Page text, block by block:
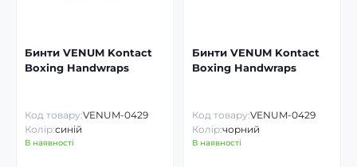
Бинти VENUM Kontact
Boxing Handwraps
Код товару:VENUM-0429
Колір:синій
В наявності
Бинти VENUM Kontact
Boxing Handwraps
Код товару:VENUM-0429
Колір:чорний
В наявності